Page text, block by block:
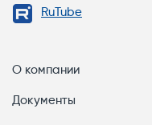
RuTube
О компании
Документы